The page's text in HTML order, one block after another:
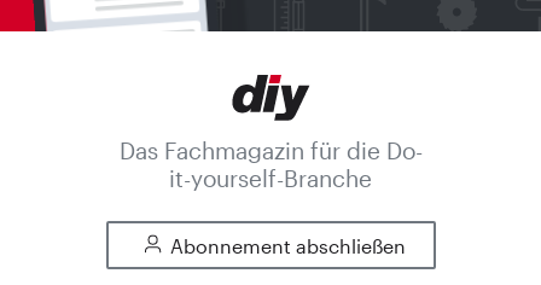
Das Fachmagazin für die Do-
it-yourself-Branche
Abonnement abschließen